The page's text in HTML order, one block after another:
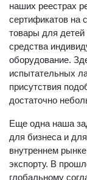
наших реестрах
сертификатов на
товары для
средства
оборудование.
испытательных
присутствия
достаточно
Еще одна наша
для бизнеса и
внутреннем
экспорту. В
глобальному